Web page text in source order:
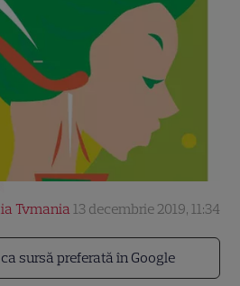
sursă preferată în Google
Tvmania 13 decembrie 2019, 11:34